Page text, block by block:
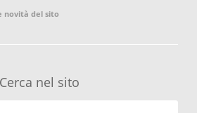
novità del sito
Cerca nel sito